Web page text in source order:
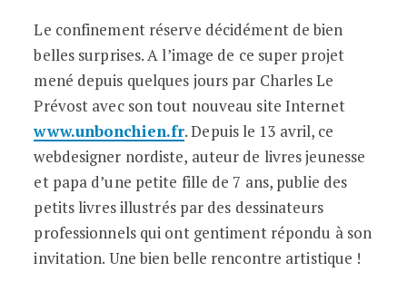
Le confinement réserve décidément de bien
belles surprises. A l’image de ce super projet
mené depuis quelques jours par Charles Le
Prévost avec son tout nouveau site Internet
www.unbonchien.fr. Depuis le 13 avril, ce
webdesigner nordiste, auteur de livres jeunesse
et papa d’une petite fille de 7 ans, publie des
petits livres illustrés par des dessinateurs
professionnels qui ont gentiment répondu à son
invitation. Une bien belle rencontre artistique !